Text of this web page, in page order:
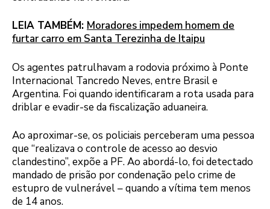
LEIA TAMBÉM: Moradores impedem homem de
furtar carro em Santa Terezinha de Itaipu
Os agentes patrulhavam a rodovia próximo à Ponte
Internacional Tancredo Neves, entre Brasil e
Argentina. Foi quando identificaram a rota usada para
driblar e evadir-se da fiscalização aduaneira.
Ao aproximar-se, os policiais perceberam uma pessoa
que “realizava o controle de acesso ao desvio
clandestino”, expõe a PF. Ao abordá-lo, foi detectado
mandado de prisão por condenação pelo crime de
estupro de vulnerável – quando a vítima tem menos
de 14 anos.